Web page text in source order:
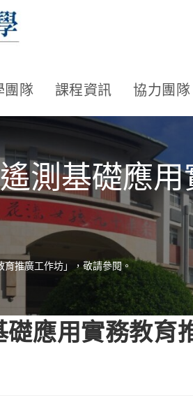
團隊 課程資訊 協力團隊
測基礎應
推廣工作坊」，敬請參閱。
礎應用實務教育